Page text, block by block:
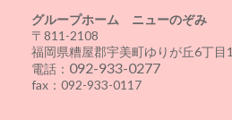
グループホーム ニューのぞみ
〒811-2108
福岡県糟屋郡宇美町ゆりが丘6丁目
電話： 092-933-0277
fax：092-933-0117